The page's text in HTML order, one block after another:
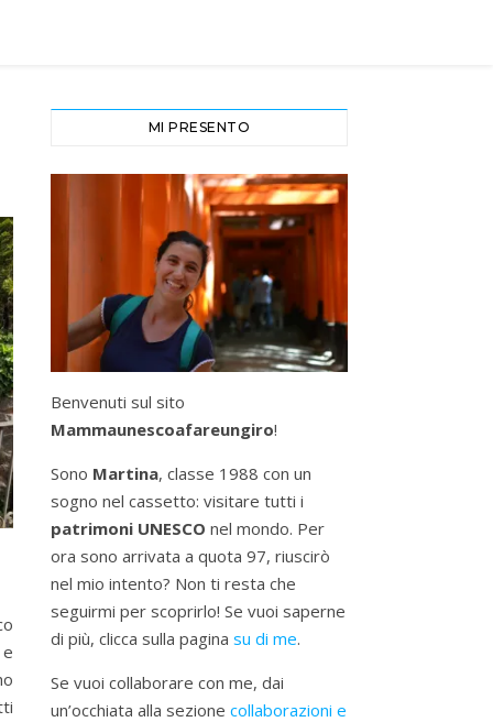
MI PRESENTO
Benvenuti sul sito
Mammaunescoafareungiro!
Sono Martina, classe 1988 con un
sogno nel cassetto: visitare tutti i
patrimoni UNESCO nel mondo. Per
ora sono arrivata a quota 97, riuscirò
nel mio intento? Non ti resta che
seguirmi per scoprirlo! Se vuoi saperne
di più, clicca sulla pagina su di me.
Se vuoi collaborare con me, dai
un’occhiata alla sezione collaborazioni e